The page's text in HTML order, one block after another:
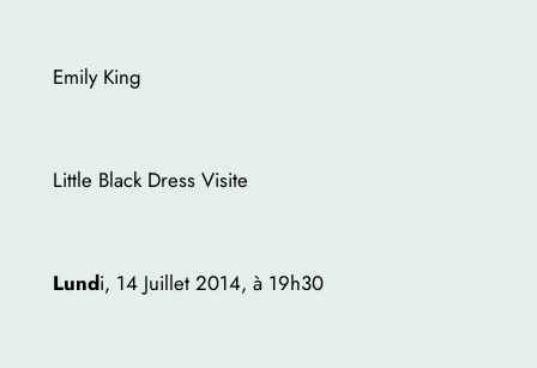
Emily King
Little Black Dress Visite
Lundi, 14 Juillet 2014, à 19h30